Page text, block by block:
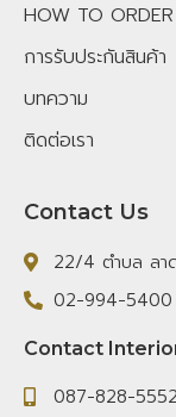
HOW TO ORDER
การรับประกันสินค้า
บทความ
ติดต่อเรา
Contact Us
22/4 ตำบล ลา
02-994-5400
Contact
087-828-5552